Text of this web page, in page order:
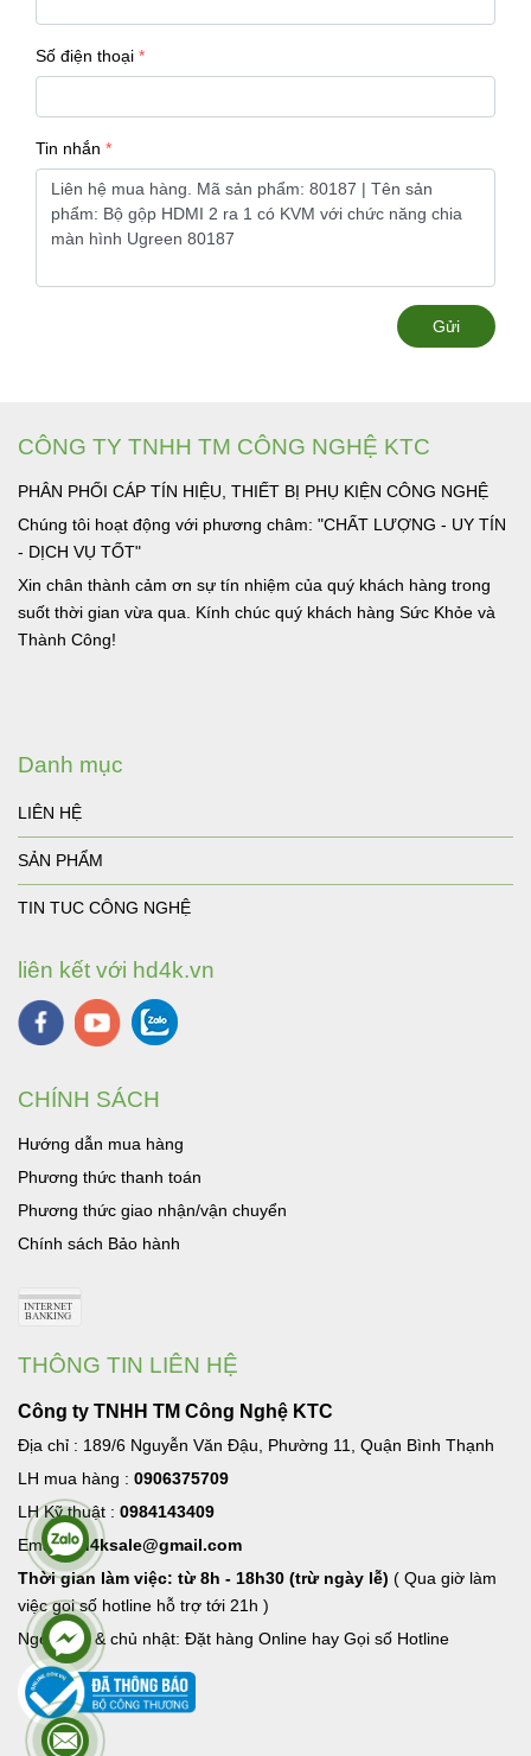
Số điện thoại
Tin nhắn
Gửi
CÔNG TY TNHH TM CÔNG NGHỆ KTC
PHÂN PHỐI CÁP TÍN HIỆU, THIẾT BỊ PHỤ KIỆN CÔNG NGHỆ
Chúng tôi hoạt động với phương châm: "CHẤT LƯỢNG - UY TÍN
- DỊCH VỤ TỐT"
Xin chân thành cảm ơn sự tín nhiệm của quý khách hàng trong
suốt thời gian vừa qua. Kính chúc quý khách hàng Sức Khỏe và
Thành Công!
Danh mục
LIÊN HỆ
SẢN PHẨM
TIN TUC CÔNG NGHỆ
liên kết với hd4k.vn
CHÍNH SÁCH
Hướng dẫn mua hàng
Phương thức thanh toán
Phương thức giao nhận/vận chuyển
Chính sách Bảo hành
THÔNG TIN LIÊN HỆ
Công ty TNHH TM Công Nghệ KTC
Địa chỉ : 189/6 Nguyễn Văn Đậu, Phường 11, Quận Bình Thạnh
LH mua hàng : 0906375709
LH Kỹ thuật : 0984143409
Email:hd4ksale@gmail.com
Thời gian làm việc: từ 8h - 18h30 (trừ ngày lễ) ( Qua giờ làm
việc goi số hotline hỗ trợ tới 21h )
Ngoài giờ & chủ nhật: Đặt hàng Online hay Gọi số Hotline